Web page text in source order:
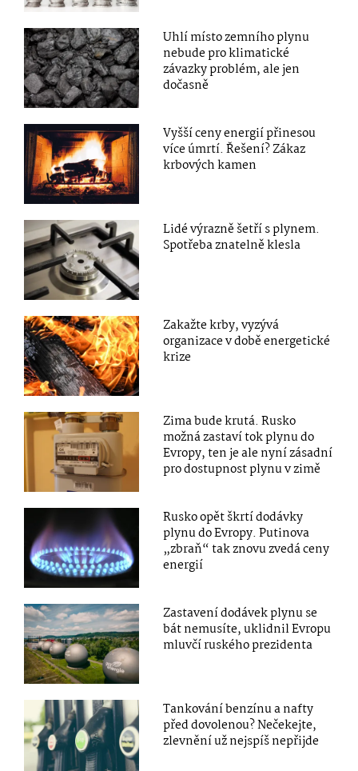
Uhlí místo zemního plynu
nebude pro klimatické
závazky problém, ale jen
dočasně
Vyšší ceny energií přinesou
více úmrtí. Řešení? Zákaz
krbových kamen
Lidé výrazně šetří s plynem.
Spotřeba znatelně klesla
Zakažte krby, vyzývá
organizace v době energetické
krize
Zima bude krutá. Rusko
možná zastaví tok plynu do
Evropy, ten je ale nyní zásadní
pro dostupnost plynu v zimě
Rusko opět škrtí dodávky
plynu do Evropy. Putinova
„zbraň“ tak znovu zvedá ceny
energií
Zastavení dodávek plynu se
bát nemusíte, uklidnil Evropu
mluvčí ruského prezidenta
Tankování benzínu a nafty
před dovolenou? Nečekejte,
zlevnění už nejspíš nepřijde